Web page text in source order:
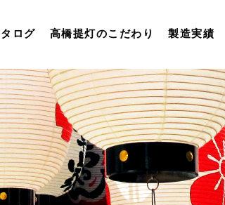
ログ 高橋提灯のこだわり 製造実績